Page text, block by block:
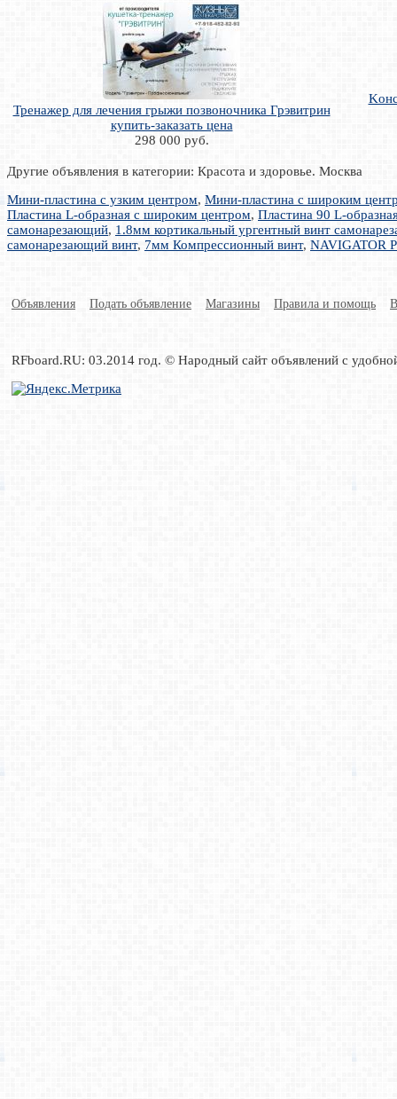
Тренажер для лечения грыжи позвоночника Грэвитрин
купить-заказать цена
298 000 руб.
Другие объявления в категории: Красота и здоровье. Москва
Мини-пластина с узким центром, Мини-пластина с широким
Пластина L-образная с широким центром, Пластина 90 L-
самонарезающий, 1.8мм кортикальный ургентный винт
самонарезающий винт, 7мм Компрессионный винт, NAVIGATOR
Объявления Подать объявление Магазины Правила и помощь
RFboard.RU: 03.2014 год. © Народный сайт объявлений с